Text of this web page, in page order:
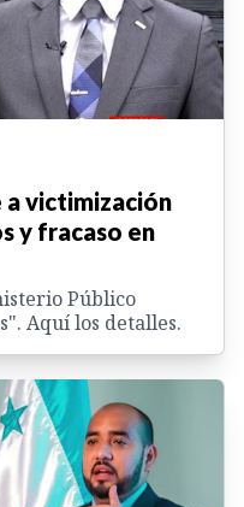
a victimización
y fracaso en
Público
Aquí los detalles.